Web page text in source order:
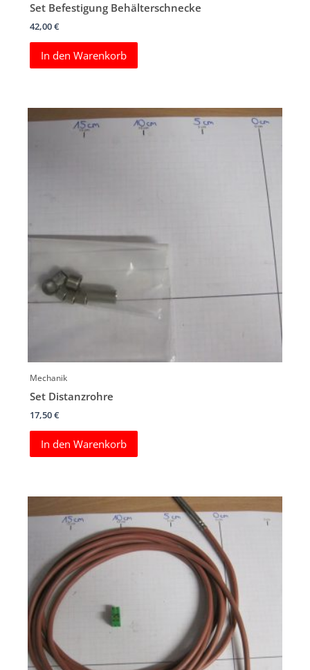
Set Befestigung Behälterschnecke
42,00€
In den Warenkorb
Mechanik
Set Distanzrohre
17,50€
In den Warenkorb